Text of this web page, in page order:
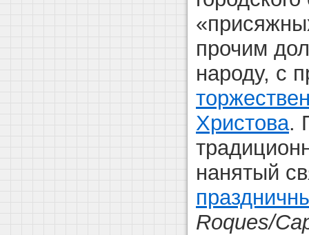
прочим
народу, с
Христова.
нанятый
Roques/